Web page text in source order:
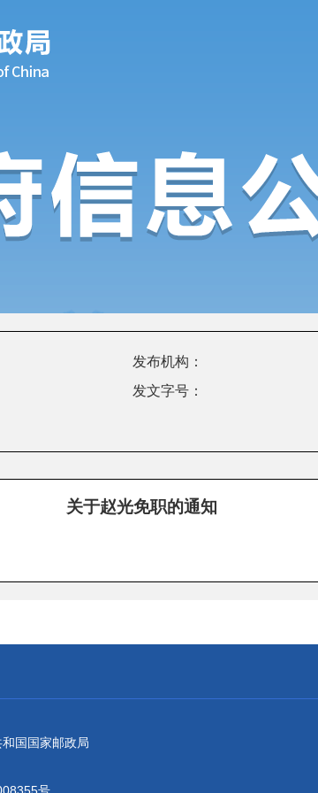
发布机构：
发文字号：
关于赵光免职的通知
国国家邮政局